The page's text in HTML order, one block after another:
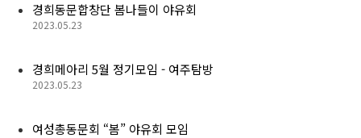
동문우대업체
경희동문합창단 봄나들이 야유회
2023.05.23
경희메아리 5월 정기모임 - 여주탐방
2023.05.23
여성총동문회 “봄” 야유회 모임